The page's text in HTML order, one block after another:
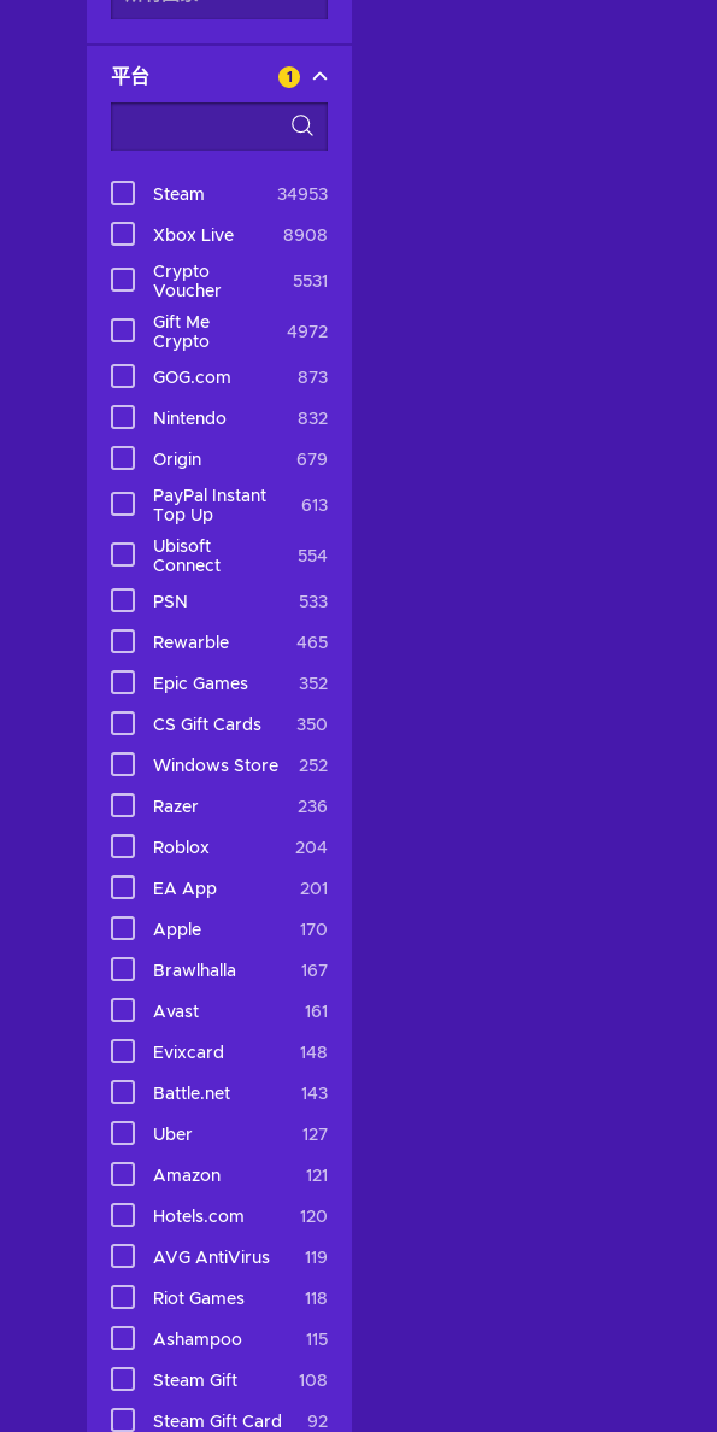
平台 1
Steam 34953
Xbox Live 8908
Crypto
Voucher
5531
Gift Me
Crypto
4972
GOG.com 873
Nintendo 832
Origin 679
PayPal Instant
Top Up
613
Ubisoft
Connect
554
PSN 533
Rewarble 465
Epic Games 352
CS Gift Cards 350
Windows Store 252
Razer 236
Roblox 204
EA App 201
Apple 170
Brawlhalla 167
Avast 161
Evixcard 148
Battle.net 143
Uber 127
Amazon 121
Hotels.com 120
AVG AntiVirus 119
Riot Games 118
Ashampoo 115
Steam Gift 108
Steam Gift Card 92